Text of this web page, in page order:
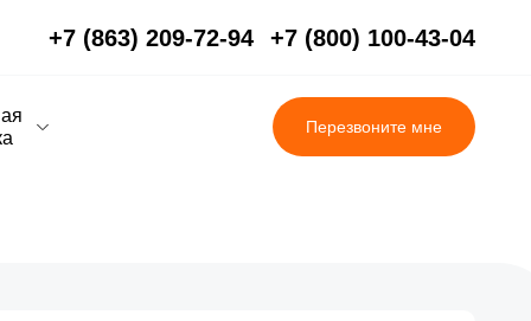
+7 (863) 209-72-94 +7 (800) 100-43-04
Перезвоните мне